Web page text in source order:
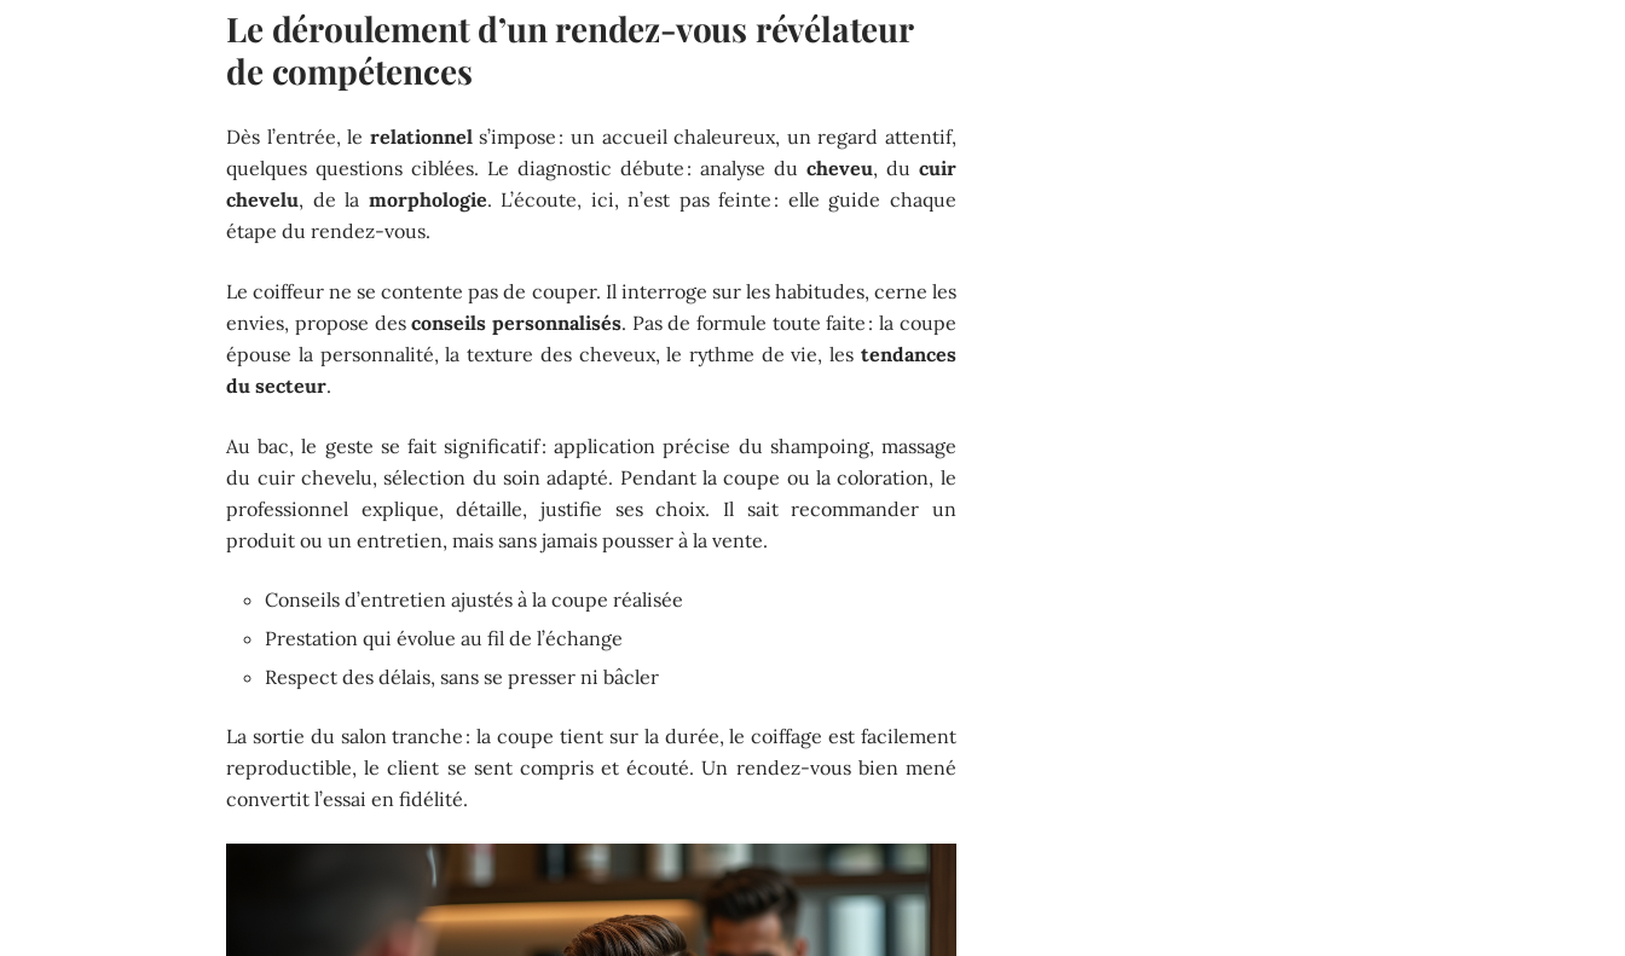
Le déroulement d’un rendez-vous révélateur
de compétences
Dès l’entrée, le relationnels’impose : un accueil chaleureux, un regard attentif,
quelques questions ciblées. Le diagnostic débute : analyse du cheveu, du cuir
chevelu, de la morphologie. L’écoute, ici, n’est pas feinte : elle guide chaque
étape du rendez-vous.
Le coiffeur ne se contente pas de couper. Il interroge sur les habitudes, cerne les
envies, propose desconseils personnalisés. Pas de formule toute faite : la coupe
épouse la personnalité, la texture des cheveux, le rythme de vie, les tendances
du secteur.
Au bac, le geste se fait significatif : application précise du shampoing, massage
du cuir chevelu, sélection du soin adapté. Pendant la coupe ou la coloration, le
professionnel explique, détaille, justifie ses choix. Il sait recommander un
produit ou un entretien, mais sans jamais pousser à la vente.
Conseils d’entretien ajustés à la coupe réalisée
Prestation qui évolue au fil de l’échange
Respect des délais, sans se presser ni bâcler
La sortie du salon tranche : la coupe tient sur la durée, le coiffage est facilement
reproductible, le client se sent compris et écouté. Un rendez-vous bien mené
convertit l’essai en fidélité.